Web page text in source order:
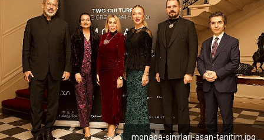
monada-sinirlari-asan-tanitim.jpg